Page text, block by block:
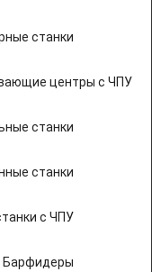
станки
центры с ЧПУ
станки
станки
с ЧПУ
Барфидеры